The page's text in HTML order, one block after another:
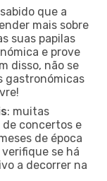
que a
mais sobre
suas papilas
e prove
disso, não se
gastronómicas
: muitas
concertos e
de época
se há
a decorrer na